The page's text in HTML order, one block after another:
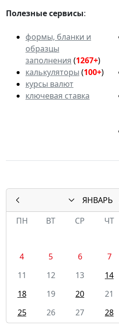
Полезные сервисы:
формы, бланки и
образцы
заполнения (1267+)
калькуляторы (100+)
курсы валют
ключевая ставка
ЯНВАРЬ
ПН
ВТ СР ЧТ
4
5 6 7
11
12 13 14
18
19 20 21
25
26 27 28